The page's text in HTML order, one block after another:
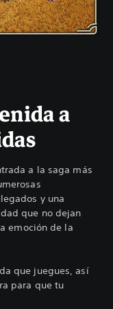
a
a la saga más
y una
que no dejan
emoción de la
que juegues, así
para que tu